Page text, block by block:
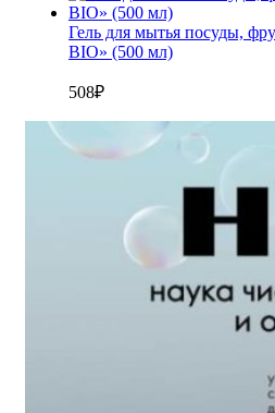
Гель для мытья посуды,
BIO» (500 мл)
508₽